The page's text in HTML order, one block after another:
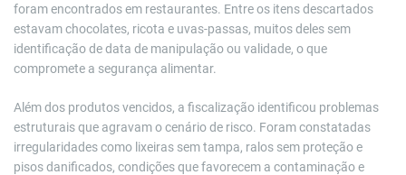
foram encontrados em restaurantes. Entre os itens descartados
estavam chocolates, ricota e uvas-passas, muitos deles sem
identificação de data de manipulação ou validade, o que
compromete a segurança alimentar.
Além dos produtos vencidos, a fiscalização identificou problemas
estruturais que agravam o cenário de risco. Foram constatadas
irregularidades como lixeiras sem tampa, ralos sem proteção e
pisos danificados, condições que favorecem a contaminação e